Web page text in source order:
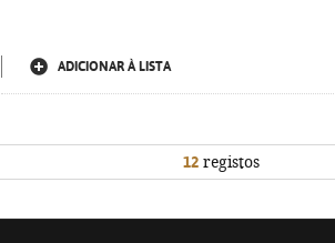
ADICIONAR À LISTA
12registos